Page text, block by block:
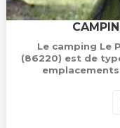
Le camping Le
(86220) est de